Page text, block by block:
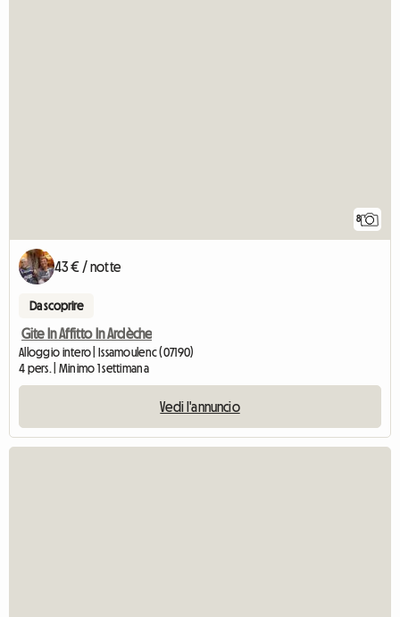
8
43 € / notte
Da scoprire
Gite In Affitto In Ardèche
Alloggio intero | Issamoulenc (07190)
4 pers. | Minimo 1 settimana
Vedi l'annuncio